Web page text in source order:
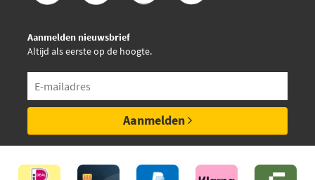
Aanmelden nieuwsbrief
Altijd als eerste op de hoogte.
Aanmelden